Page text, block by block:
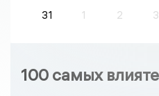
31
1 2 3
100 самых